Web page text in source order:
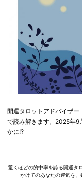
開運タロットアドバイザー
で読み解きます。2025年9
かに!?
驚くほどの的中率を誇る開運タ
かけてのあなたの運気を、